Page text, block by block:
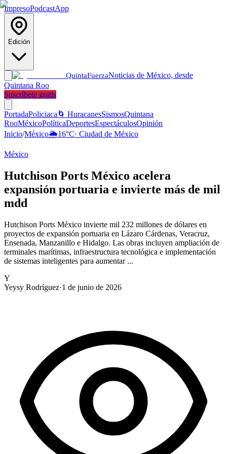
ImpresoPodcastApp
Edición
QuintaFuerzaNoticias de México, desde
Quintana Roo
Suscríbete gratis
PortadaPoliciaca 🌀 HuracanesSismosQuintana
RooMéxicoPolíticaDeportesEspectáculosOpinión
Inicio/México🌦️16°C· Ciudad de México
México
Hutchison Ports México acelera
expansión portuaria e invierte más de mil
mdd
Hutchison Ports México invierte mil 232 millones de dólares en
proyectos de expansión portuaria en Lázaro Cárdenas, Veracruz,
Ensenada, Manzanillo e Hidalgo. Las obras incluyen ampliación de
terminales marítimas, infraestructura tecnológica e implementación
de sistemas inteligentes para aumentar ...
Y
Yeysy Rodríguez·1 de junio de 2026